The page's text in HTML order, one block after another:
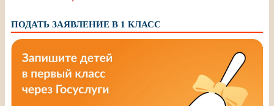
ПОДАТЬ ЗАЯВЛЕНИЕ В 1 КЛАСС